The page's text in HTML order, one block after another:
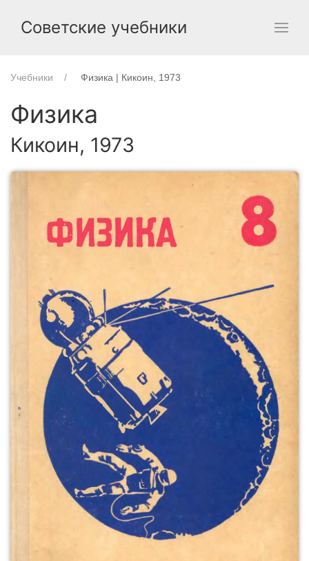
Советские учебники
Учебники Физика | Кикоин, 1973
Физика
Кикоин, 1973